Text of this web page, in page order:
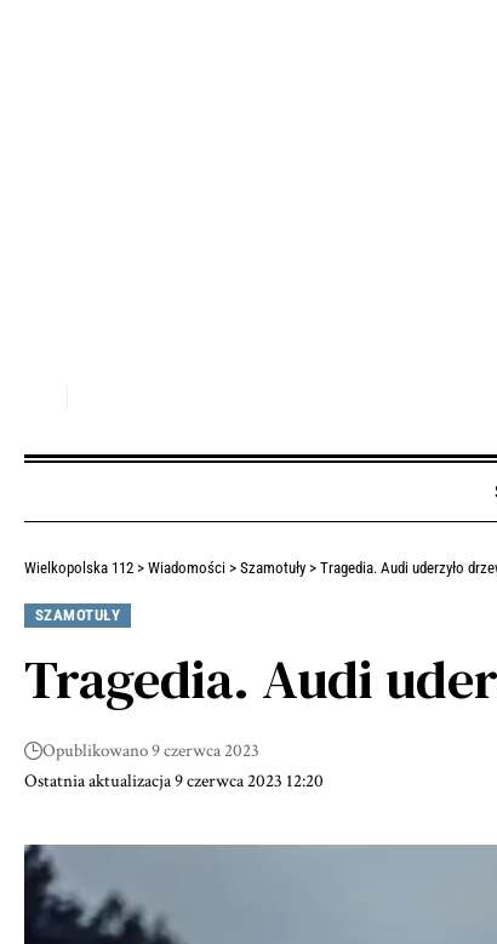
Wielkopolska 112 > Wiadomości > Szamotuły > Tragedia. Audi uderzyło
SZAMOTUŁY
Tragedia. Audi
Ostatnia aktualizacja 9 czerwca 2023 12:20
Opublikowano 9 czerwca 2023